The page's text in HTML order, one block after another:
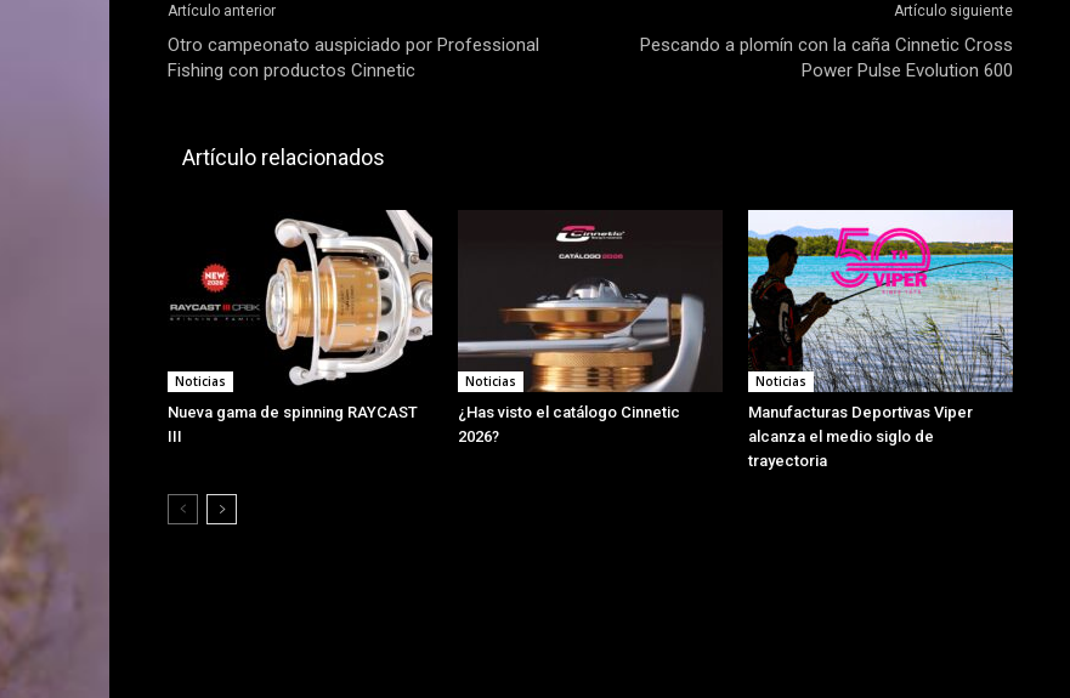
Artículo anterior
Otro campeonato auspiciado por Professional
Fishing con productos Cinnetic
Artículo siguiente
Pescando a plomín con la caña Cinnetic Cross
Power Pulse Evolution 600
Artículo relacionados
Noticias
Nueva gama de spinning RAYCAST
III
Noticias
¿Has visto el catálogo Cinnetic
2026?
Noticias
Manufacturas Deportivas Viper
alcanza el medio siglo de
trayectoria